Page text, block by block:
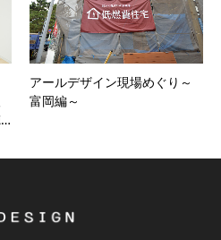
アールデザイン現場めぐり～
富岡編～